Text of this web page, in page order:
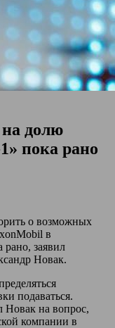
на долю
пока рано
о возможных
в
рано, заявил
Новак.
подаваться.
Новак на вопрос,
компании в